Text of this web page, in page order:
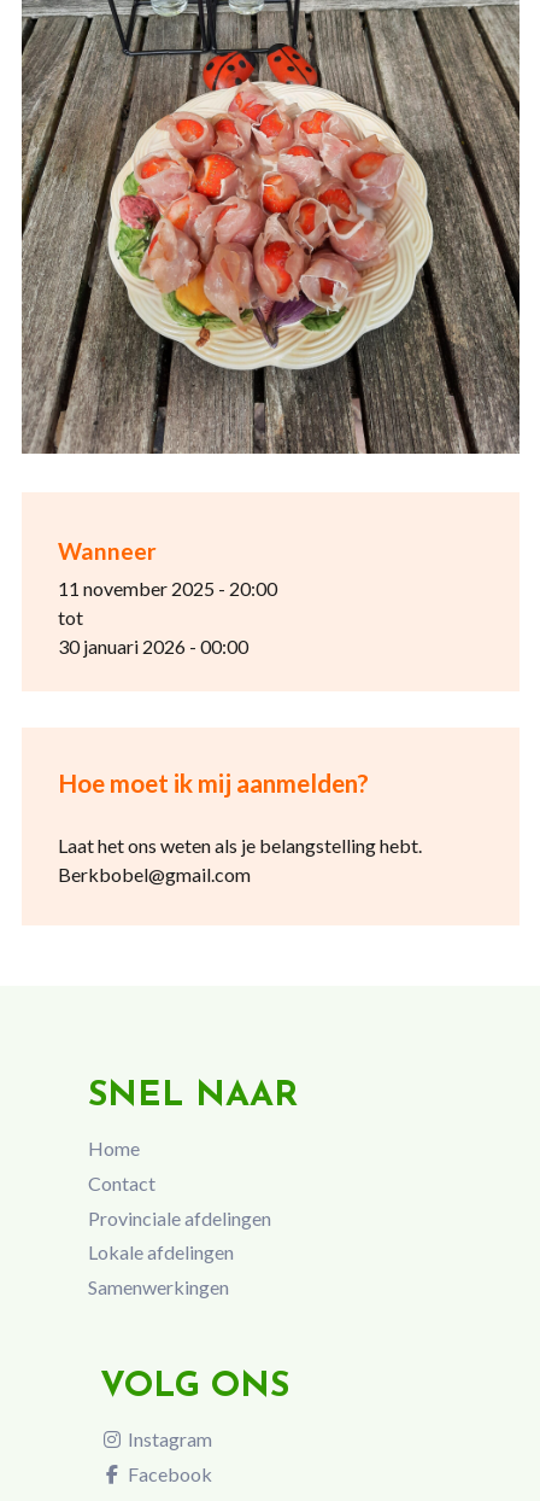
Wanneer
11 november 2025 - 20:00
tot
30 januari 2026 - 00:00
Hoe moet ik mij aanmelden?
Laat het ons weten als je belangstelling hebt.
Berkbobel@gmail.com
SNEL NAAR
Home
Contact
Provinciale afdelingen
Lokale afdelingen
Samenwerkingen
VOLG ONS
Instagram
Facebook